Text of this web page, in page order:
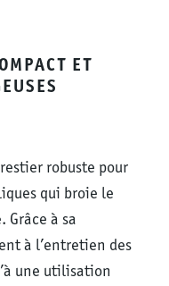
ET
robuste pour
qui broie le
Grâce à sa
à l’entretien des
une utilisation